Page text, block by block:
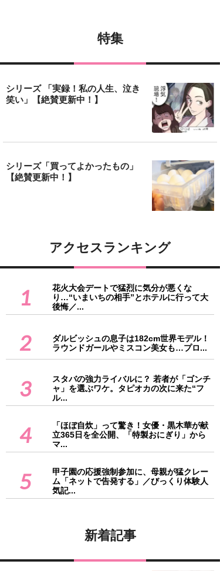
特集
シリーズ 「実録！私の人生、泣き
笑い」【絶賛更新中！】
シリーズ「買ってよかったもの」
【絶賛更新中！】
アクセスランキング
1
花火大会デートで猛烈に気分が悪くな
り…“いまいちの相手”とホテルに行って大
後悔／...
2
ダルビッシュの息子は182cm世界モデル！
ラウンドガールやミスコン美女も…プロ...
3
スタバの強力ライバルに？ 若者が「ゴンチ
ャ」を選ぶワケ。タピオカの次に来た“フ
ル...
4
「ほぼ自炊」って驚き！女優・黒木華が献
立365日を全公開、「特製おにぎり」から
マ...
5
甲子園の応援強制参加に、母親が猛クレー
ム「ネットで告発する」／びっくり体験人
気記...
新着記事